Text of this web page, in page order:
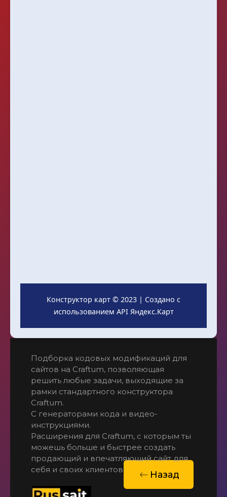
Конструктор карт © 2023 | Создано с
использованием API Яндекс.Карт
Назад
Подборка кодовых модификаций для
сайтов на Craftum, позволяющая
решить любые задачи, выходящие за
рамки стандартного конструктора
Craftum.
С генераторами кода и видео-
инструкциями.
Расширения для Craftum, с которым ты
можешь больше и быстрее создать
продающий и впечатляющий сайт для
себя и своих клиентов.